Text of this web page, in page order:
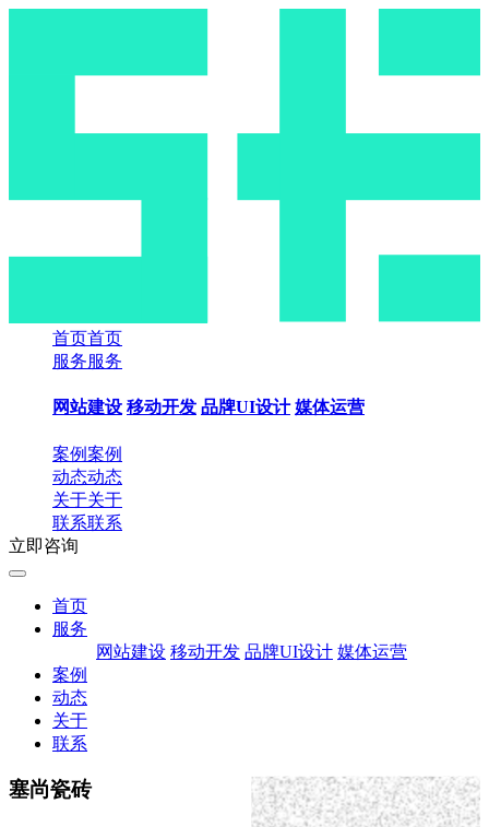
首页首页
服务服务
网站建设 移动开发 品牌UI设计 媒体运营
案例案例
动态动态
关于关于
联系联系
立即咨询
首页
服务
网站建设 移动开发 品牌UI设计 媒体运营
案例
动态
关于
联系
塞尚瓷砖